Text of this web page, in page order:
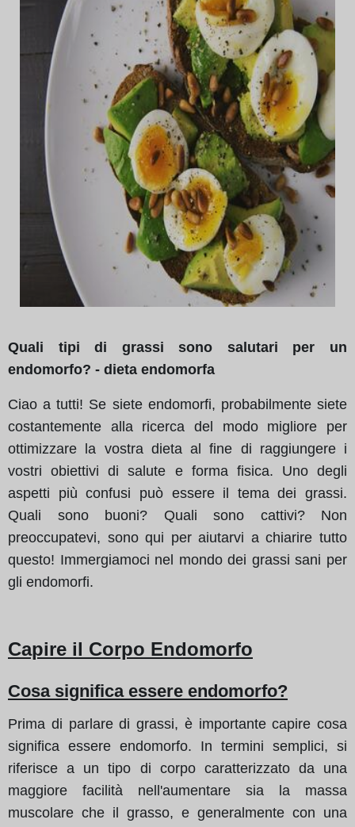
Quali tipi di grassi sono salutari per un
endomorfo? - dieta endomorfa
Ciao a tutti! Se siete endomorfi, probabilmente siete
costantemente alla ricerca del modo migliore per
ottimizzare la vostra dieta al fine di raggiungere i
vostri obiettivi di salute e forma fisica. Uno degli
aspetti più confusi può essere il tema dei grassi.
Quali sono buoni? Quali sono cattivi? Non
preoccupatevi, sono qui per aiutarvi a chiarire tutto
questo! Immergiamoci nel mondo dei grassi sani per
gli endomorfi.
Capire il Corpo Endomorfo
Cosa significa essere endomorfo?
Prima di parlare di grassi, è importante capire cosa
significa essere endomorfo. In termini semplici, si
riferisce a un tipo di corpo caratterizzato da una
maggiore facilità nell'aumentare sia la massa
muscolare che il grasso, e generalmente con una